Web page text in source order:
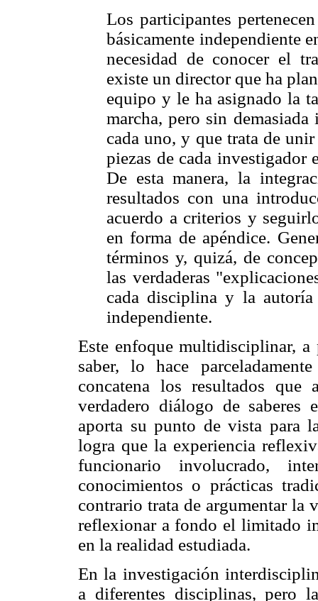
Los participantes
básicamente independiente
necesidad de conocer el
existe un director que ha
equipo y le ha asignado la
marcha, pero sin
cada uno, y que trata de
piezas de cada investigador
De esta manera, la
resultados con una
acuerdo a criterios y
en forma de apéndice.
términos y, quizá, de
las verdaderas
cada disciplina y la autoría
independiente.
Este enfoque multidisciplinar, a
saber, lo hace
concatena los resultados que
verdadero diálogo de saberes
aporta su punto de vista para
logra que la experiencia
funcionario involucrado,
conocimientos o prácticas
contrario trata de argumentar la
reflexionar a fondo el limitado
en la realidad estudiada.
En la investigación
a diferentes disciplinas, pero